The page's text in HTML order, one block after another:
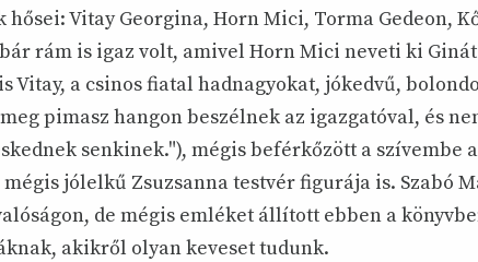
hősei: Vitay Georgina, Horn Mici, Torma Gedeon,
rám is igaz volt, amivel Horn Mici neveti ki Ginát
Vitay, a csinos fiatal hadnagyokat, jókedvű,
pimasz hangon beszélnek az igazgatóval, és
senkinek."), mégis beférkőzött a szívembe
mégis jólelkű Zsuzsanna testvér figurája is. Szabó
de mégis emléket állított ebben a
akikről olyan keveset tudunk.